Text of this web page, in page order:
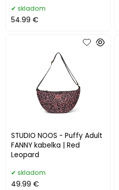
skladom
54.99 €
STUDIO NOOS - Puffy Adult
FANNY kabelka | Red
Leopard
skladom
49.99 €